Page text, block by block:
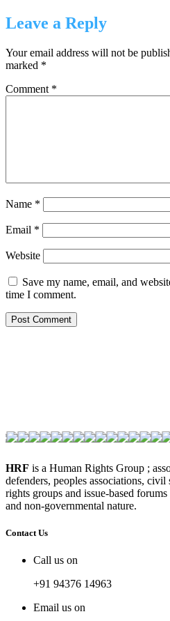
Leave a Reply
Your email address will not be
marked *
Comment *
Name *
Email *
Website
Save my name, email, and
time I comment.
HRF is a Human Rights Group ;
defenders, peoples associations,
rights groups and issue-based
and non-governmental nature.
Contact Us
Call us on
+91 94376 14963
Email us on